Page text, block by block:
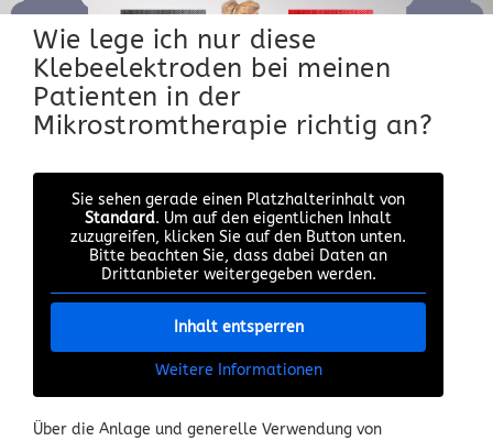
i
Wie lege ich nur diese
Klebeelektroden bei meinen
Patienten in der
Mikrostromtherapie richtig an?
Sie sehen gerade einen Platzhalterinhalt von
Standard. Um auf den eigentlichen Inhalt
zuzugreifen, klicken Sie auf den Button unten.
Bitte beachten Sie, dass dabei Daten an
Drittanbieter weitergegeben werden.
Inhalt entsperren
Weitere Informationen
Über die Anlage und generelle Verwendung von